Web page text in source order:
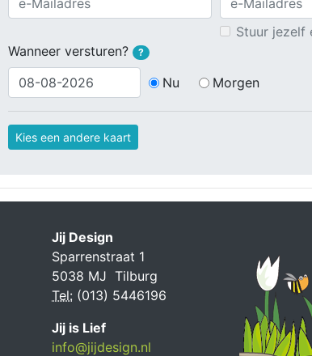
Stuur jezelf
Wanneer versturen?
?
Nu Morgen
Kies een andere kaart
Jij Design
Sparrenstraat 1
5038 MJ Tilburg
Tel: (013) 5446196
Jij is Lief
info@jijdesign.nl